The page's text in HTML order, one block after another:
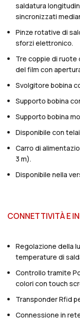
saldatura
sincronizzati
Pinze rotative di
sforzi elettronico.
Tre coppie di
del film con
Svolgitore bobina
Supporto bobina
Supporto bobina
Disponibile con
Carro di
3 m).
Disponibile nella
CONNETTIVITÀ E
Regolazione della
temperature di
Controllo tramite
colori con touch
Transponder Rfid
Connessione in